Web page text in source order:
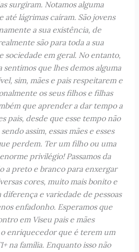
surgiram. Notamos alguma
até lágrimas caíram. São jovens
a sua existência, de
são para toda a sua
sociedade em geral. No entanto,
sentimos que lhes demos alguma
sim, mães e pais respeitarem e
os seus filhos e filhas
que aprender a dar tempo a
pais, desde que esse tempo não
assim, essas mães e esses
perdem. Ter um filho ou uma
privilégio! Passamos da
a preto e branco para enxergar
cores, muito mais bonito e
e variedade de pessoas
enfadonho. Esperamos que
em Viseu pais e mães
enriquecedor que é terem um
na família. Enquanto isso não